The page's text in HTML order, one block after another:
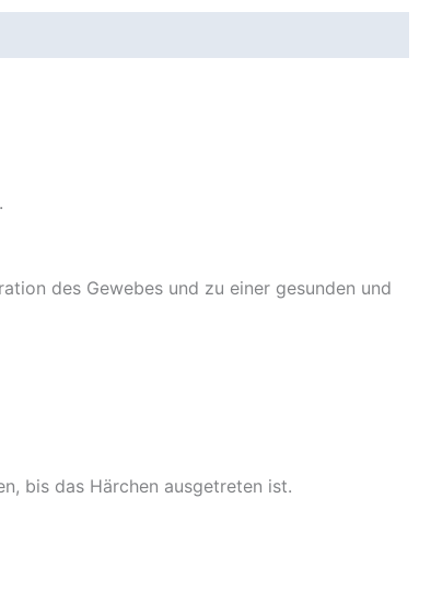
des Gewebes und zu einer gesunden und
bis das Härchen ausgetreten ist.